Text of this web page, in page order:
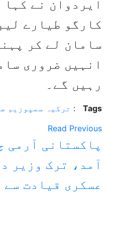
ایردوان نے
کارگو طیارے
سامان لے کر
انہیں ضروری
رہیں گے۔
Tags
: ترکیہ سمپوزیم
Read Previous
پاکستانی آرمی
آمد، ترک وزیر
عسکری قیادت سے